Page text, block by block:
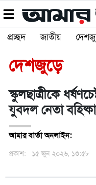
প্রচ্ছদ জাতীয়
দেশজুড়ে
স্কুলছাত্রীকে
যুবদল নেতা
আমার বার্তা অনলাইন:
প্রকাশ: ১৫ জুন ২০২৬, ১৩:৫৮